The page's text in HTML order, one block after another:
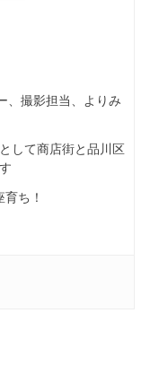
、撮影担当、よりみ
して商店街と品川区
ち！